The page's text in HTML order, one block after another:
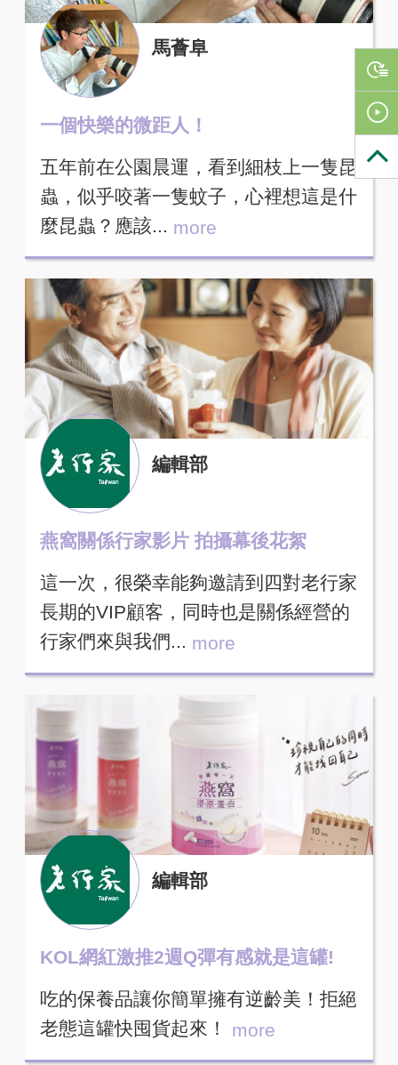
馬薈阜
一個快樂的微距人！
五年前在公園晨運，看到細枝上一隻昆
蟲，似乎咬著一隻蚊子，心裡想這是什
麼昆蟲？應該... more
編輯部
燕窩關係行家影片 拍攝幕後花絮
這一次，很榮幸能夠邀請到四對老行家
長期的VIP顧客，同時也是關係經營的
行家們來與我們... more
編輯部
KOL網紅激推2週Q彈有感就是這罐!
吃的保養品讓你簡單擁有逆齡美！拒絕
老態這罐快囤貨起來！ more